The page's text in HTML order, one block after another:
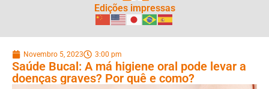
Edições impressas
Novembro 5, 2023 3:00 pm
Saúde Bucal: A má higiene oral pode levar a
doenças graves? Por quê e como?